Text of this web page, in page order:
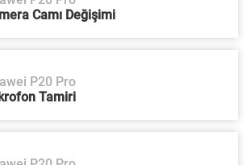
Camı Değişimi
P20 Pro
Tamiri